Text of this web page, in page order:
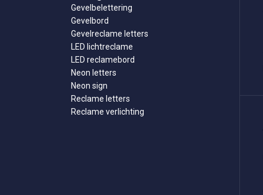
Gevelbelettering
Gevelbord
Gevelreclame letters
LED lichtreclame
LED reclamebord
Neon letters
Neon sign
Reclame letters
Reclame verlichting